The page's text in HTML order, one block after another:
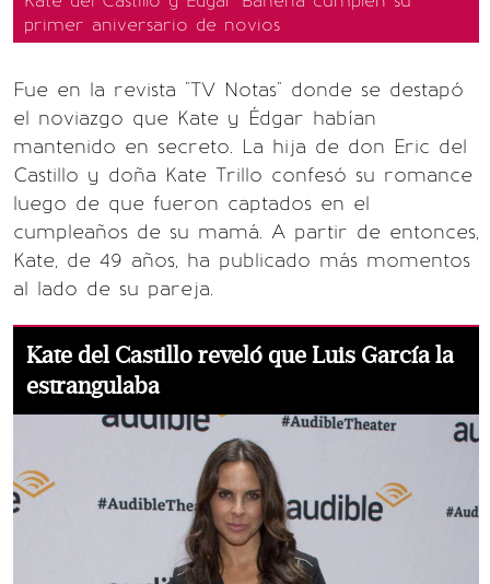
primer aniversario de novios
Fue en la revista "TV Notas" donde se destapó
el noviazgo que Kate y Édgar habían
mantenido en secreto. La hija de don Eric del
Castillo y doña Kate Trillo confesó su romance
luego de que fueron captados en el
cumpleaños de su mamá. A partir de entonces,
Kate, de 49 años, ha publicado más momentos
al lado de su pareja.
Kate del Castillo reveló que Luis García la
estrangulaba